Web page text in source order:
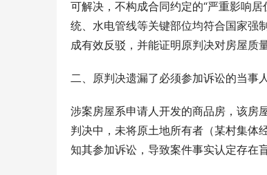
可解决，不构成合同约定的“严重影响
统、水电管线等关键部位均符合国家强
成有效反驳，并能证明原判决对房屋质
二、原判决遗漏了必须参加诉讼的当事人
涉案房屋系申请人开发的商品房，该房
判决中，未将原土地所有者（某村集体
知其参加诉讼，导致案件事实认定存在